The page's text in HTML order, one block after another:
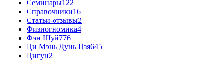
Семинары122
Справочники16
Статьи-отзывы2
Физиогномика4
Фэн Шуй776
Ци Мэнь Дунь Цзя645
Цигун2